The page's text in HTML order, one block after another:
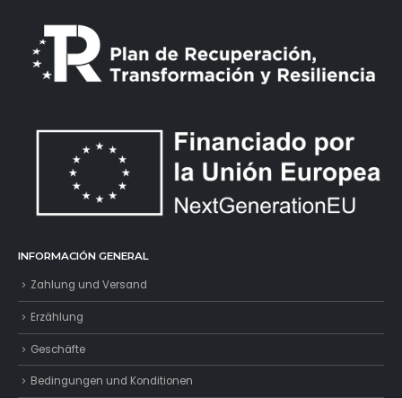
INFORMACIÓN GENERAL
Zahlung und Versand
Erzählung
Geschäfte
Bedingungen und Konditionen